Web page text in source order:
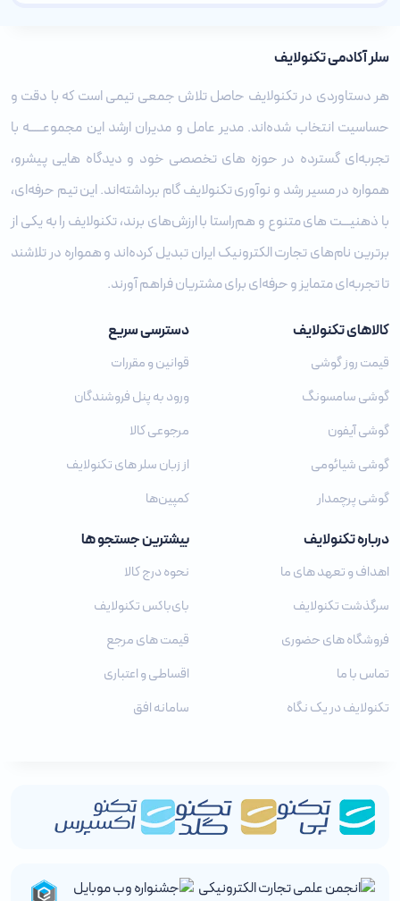
سلر آکادمی تکنولایف
هر دستاوردی در تکنولایف حاصل تلاش جمعی تیمی است که با دقت و
حساسیت انتخاب شده‌اند. مدیر عامل و مدیران ارشد این مجموعـــــه با
تجربه‌ای گسترده در حوزه‌ های تخصصی خود و دیدگاه ‌هایی پیشرو،
همواره در مسیر رشد و نوآوری تکنولایف گام برداشته‌اند. این تیم حرفه‌ای،
با ذهنیـــت‌ های متنوع و هم‌راستا با ارزش‌های برند، تکنولایف را به یکی از
برترین نام‌های تجارت الکترونیک ایران تبدیل کرده‌اند و همواره در تلاشند
تا تجربه‌ای متمایز و حرفه‌ای برای مشتریان فراهم آورند.
کالاهای تکنولایف
قیمت روز گوشی
گوشی سامسونگ
گوشی آیفون
گوشی شیائومی
گوشی پرچمدار
دسترسی سریع
قوانین و مقررات
ورود به پنل فروشندگان
مرجوعی کالا
از زبان سلر های تکنولایف
کمپین‌ها
درباره تکنولایف
اهداف و تعهد های ما
سرگذشت تکنولایف
فروشگاه های حضوری
تماس با ما
تکنولایف در یک نگاه
بیشترین جستجو ها
نحوه درج کالا
بای‌باکس تکنولایف
قیمت های مرجع
اقساطی و اعتباری
سامانه افق